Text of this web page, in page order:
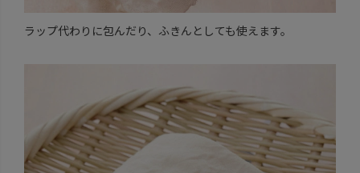
ラップ代わりに包んだり、ふきんとしても使えます。